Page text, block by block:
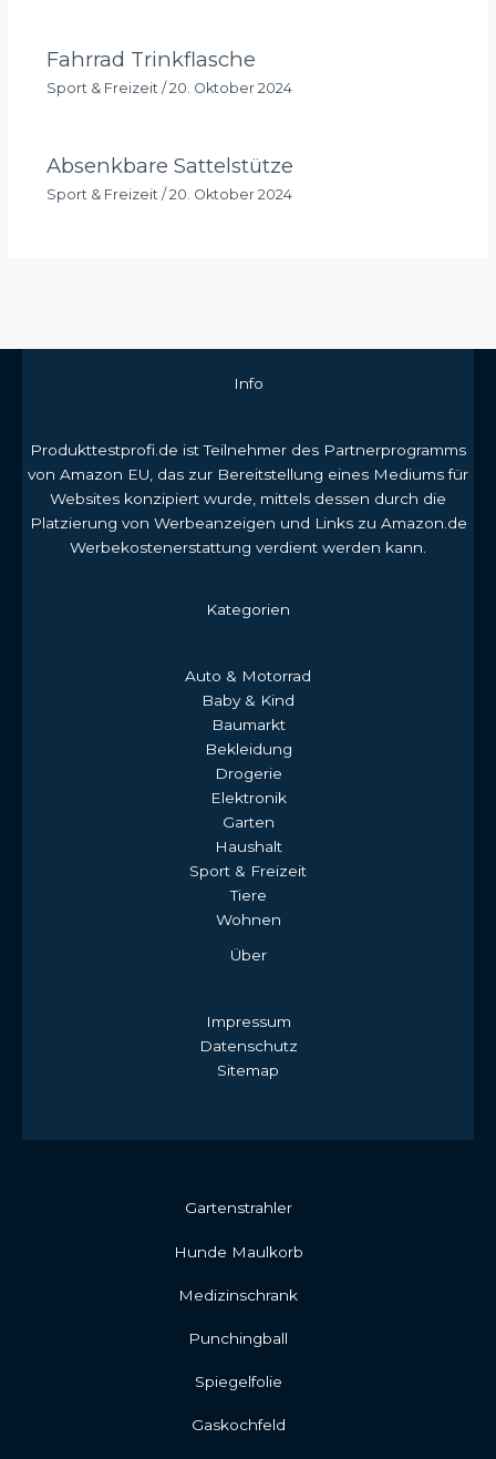
Fahrrad Trinkflasche
Sport & Freizeit / 20. Oktober 2024
Absenkbare Sattelstütze
Sport & Freizeit /20. Oktober 2024
Info
Produkttestprofi.de ist Teilnehmer des Partnerprogramms
von Amazon EU, das zur Bereitstellung eines Mediums für
Websites konzipiert wurde, mittels dessen durch die
Platzierung von Werbeanzeigen und Links zu Amazon.de
Werbekostenerstattung verdient werden kann.
Kategorien
Auto & Motorrad
Baby & Kind
Baumarkt
Bekleidung
Drogerie
Elektronik
Garten
Haushalt
Sport & Freizeit
Tiere
Wohnen
Über
Impressum
Datenschutz
Sitemap
Gartenstrahler
Hunde Maulkorb
Medizinschrank
Punchingball
Spiegelfolie
Gaskochfeld